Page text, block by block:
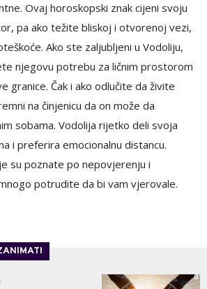
Ovaj horoskopski znak cijeni svoju
pa ako težite bliskoj i otvorenoj vezi,
Ako ste zaljubljeni u Vodoliju,
njegovu potrebu za ličnim prostorom
granice. Čak i ako odlučite da živite
na činjenicu da on može da
sobama. Vodolija rijetko deli svoja
i preferira emocionalnu distancu.
su poznate po nepovjerenju i
potrudite da bi vam vjerovale.
0